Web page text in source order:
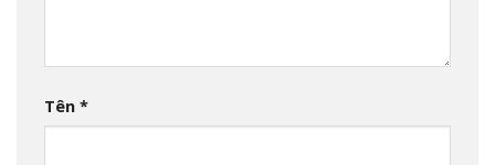
Tên *